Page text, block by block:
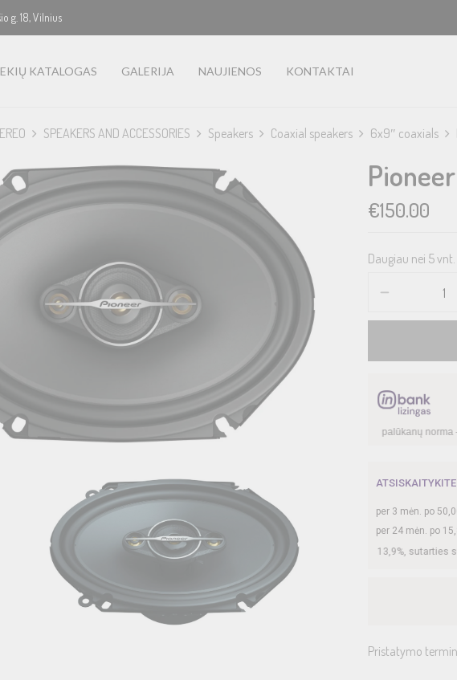
g. 18, Vilnius
KATALOGAS GALERIJA NAUJIENOS KONTAKTAI
SPEAKERS AND ACCESSORIES Speakers Coaxial speakers 6x9″ coaxials
€150.00
Daugiau nei 5 vnt.
mėn. terminui, metinė palūkanų norma – 13,90%, sutarties
ATSISKAITYKITE
per 3 mėn. po
per 24 mėn. po
sutartis sudaroma 24 mėn. terminui, metinė palūkanų norma – 13,9 %, sutarties sudarymo mokestis
Pristatymo